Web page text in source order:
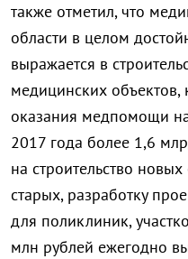
также отметил, что
области в целом
выражается в
медицинских
оказания медпомощи
2017 года более 1,6
на строительство
старых, разработку
для поликлиник,
млн рублей ежегодно